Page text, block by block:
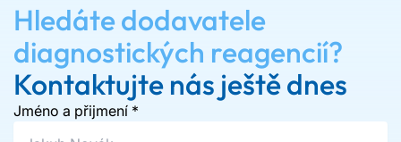
Hledáte dodavatele
diagnostických reagencií?
Kontaktujte nás ještě dnes
Jméno a přijmení *